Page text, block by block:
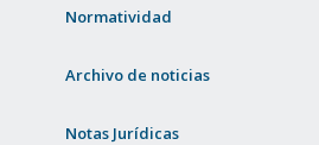
Normatividad
Archivo de noticias
Notas Jurídicas